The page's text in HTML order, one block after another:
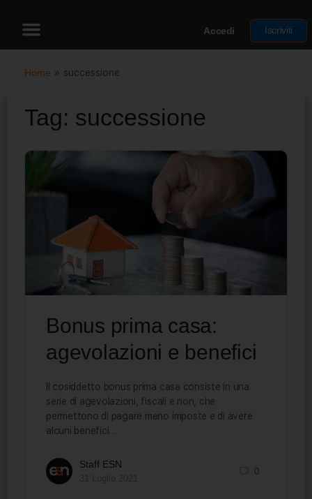
Accedi Iscriviti
Home » successione
Tag: successione
Bonus prima casa:
agevolazioni e benefici
Il cosiddetto bonus prima casa consiste in una
serie di agevolazioni, fiscali e non, che
permettono di pagare meno imposte e di avere
alcuni benefici…
Staff ESN
0